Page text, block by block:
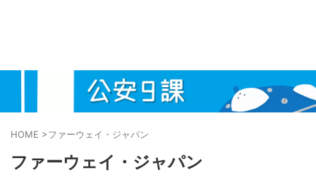
HOME >ファーウェイ・ジャパン
ファーウェイ・ジャパン